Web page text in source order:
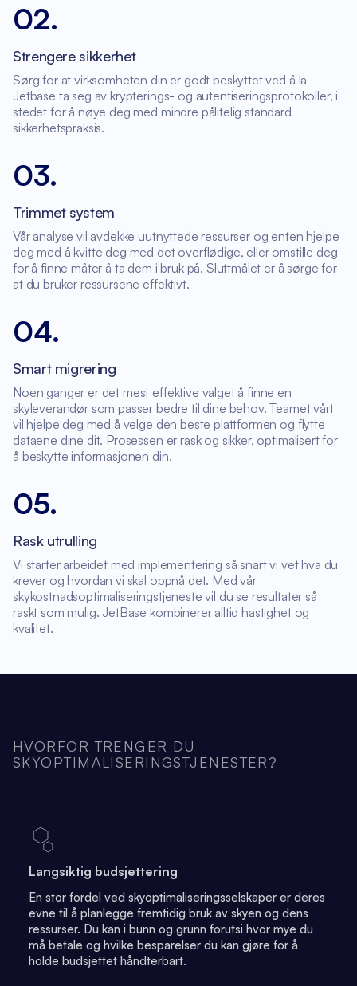
02.
Strengere sikkerhet
Sørg for at virksomheten din er godt beskyttet ved å la
Jetbase ta seg av krypterings- og autentiseringsprotokoller, i
stedet for å nøye deg med mindre pålitelig standard
sikkerhetspraksis.
03.
Trimmet system
Vår analyse vil avdekke uutnyttede ressurser og enten hjelpe
deg med å kvitte deg med det overflødige, eller omstille deg
for å finne måter å ta dem i bruk på. Sluttmålet er å sørge for
at du bruker ressursene effektivt.
04.
Smart migrering
Noen ganger er det mest effektive valget å finne en
skyleverandør som passer bedre til dine behov. Teamet vårt
vil hjelpe deg med å velge den beste plattformen og flytte
dataene dine dit. Prosessen er rask og sikker, optimalisert for
å beskytte informasjonen din.
05.
Rask utrulling
Vi starter arbeidet med implementering så snart vi vet hva du
krever og hvordan vi skal oppnå det. Med vår
skykostnadsoptimaliseringstjeneste vil du se resultater så
raskt som mulig. JetBase kombinerer alltid hastighet og
kvalitet.
HVORFOR TRENGER DU
SKYOPTIMALISERINGSTJENESTER?
Langsiktig budsjettering
En stor fordel ved skyoptimaliseringsselskaper er deres
evne til å planlegge fremtidig bruk av skyen og dens
ressurser. Du kan i bunn og grunn forutsi hvor mye du
må betale og hvilke besparelser du kan gjøre for å
holde budsjettet håndterbart.